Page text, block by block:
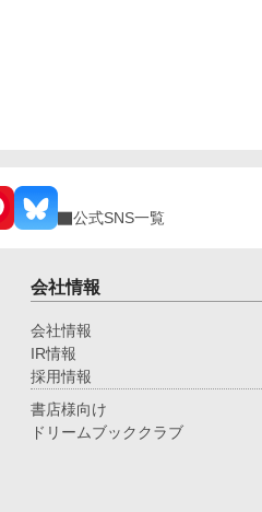
公式SNS一覧
会社情報
会社情報
IR情報
採用情報
書店様向け
ドリームブッククラブ